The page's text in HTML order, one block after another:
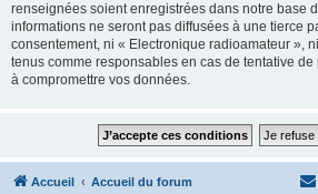
renseignées soient enregistrées dans notre base
informations ne seront pas diffusées à une tierce
consentement, ni « Electronique radioamateur »,
tenus comme responsables en cas de tentative
à compromettre vos données.
Accueil Accueil du forum